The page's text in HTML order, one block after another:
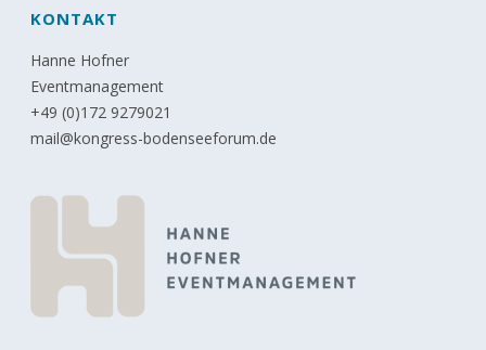
KONTAKT
Hanne Hofner
Eventmanagement
+49 (0)172 9279021
mail@kongress-bodenseeforum.de